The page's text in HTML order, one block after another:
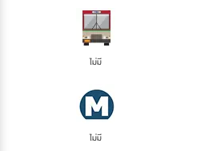
ไม่มี
ไม่มี